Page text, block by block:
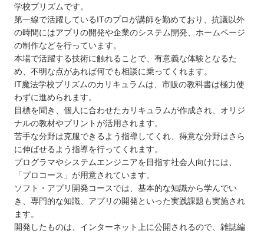
学校プリズムです。
第一線で活躍しているITのプロが講師を勤めており、抗議以外
の時間にはアプリの開発や企業のシステム開発、ホームページ
の制作などを行っています。
本場で活躍する技術に触れることで、有意義な体験となるた
め、不明な点があれば何でも相談に乗ってくれます。
IT魔法学校プリズムのカリキュラムは、市販の教科書は極力使
わずに進められます。
目標を聞き、個人に合わせたカリキュラムが作成され、オリジ
ナルの教材やプリントが活用されます。
苦手な分野は克服できるよう指導してくれ、得意な分野はさら
に伸ばせるよう指導を行ってくれます。
プログラマやシステムエンジニアを目指す社会人向けには、
「プロコース」が用意されています。
ソフト・アプリ開発コースでは、基本的な知識から学んでい
き、専門的な知識、アプリの開発といった実践課題も実施され
ます。
開発したものは、インターネット上に公開されるので、雑誌編